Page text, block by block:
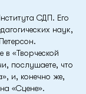
СДП. Его
наук,
в «Творческой
послушаете, что
и, конечно же,
«Сцене».